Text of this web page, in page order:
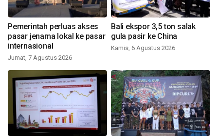
Pemerintah perluas akses
pasar jenama lokal ke pasar
internasional
Jumat, 7 Agustus 2026
Bali ekspor 3,5 ton salak
gula pasir ke China
Kamis, 6 Agustus 2026